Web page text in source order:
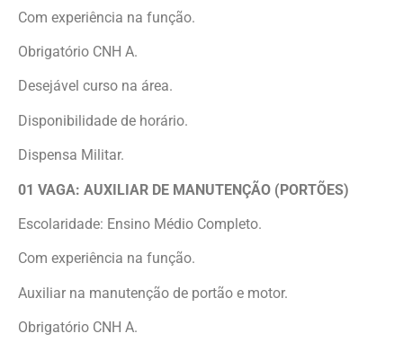
Com experiência na função.
Obrigatório CNH A.
Desejável curso na área.
Disponibilidade de horário.
Dispensa Militar.
01 VAGA: AUXILIAR DE MANUTENÇÃO (PORTÕES)
Escolaridade: Ensino Médio Completo.
Com experiência na função.
Auxiliar na manutenção de portão e motor.
Obrigatório CNH A.